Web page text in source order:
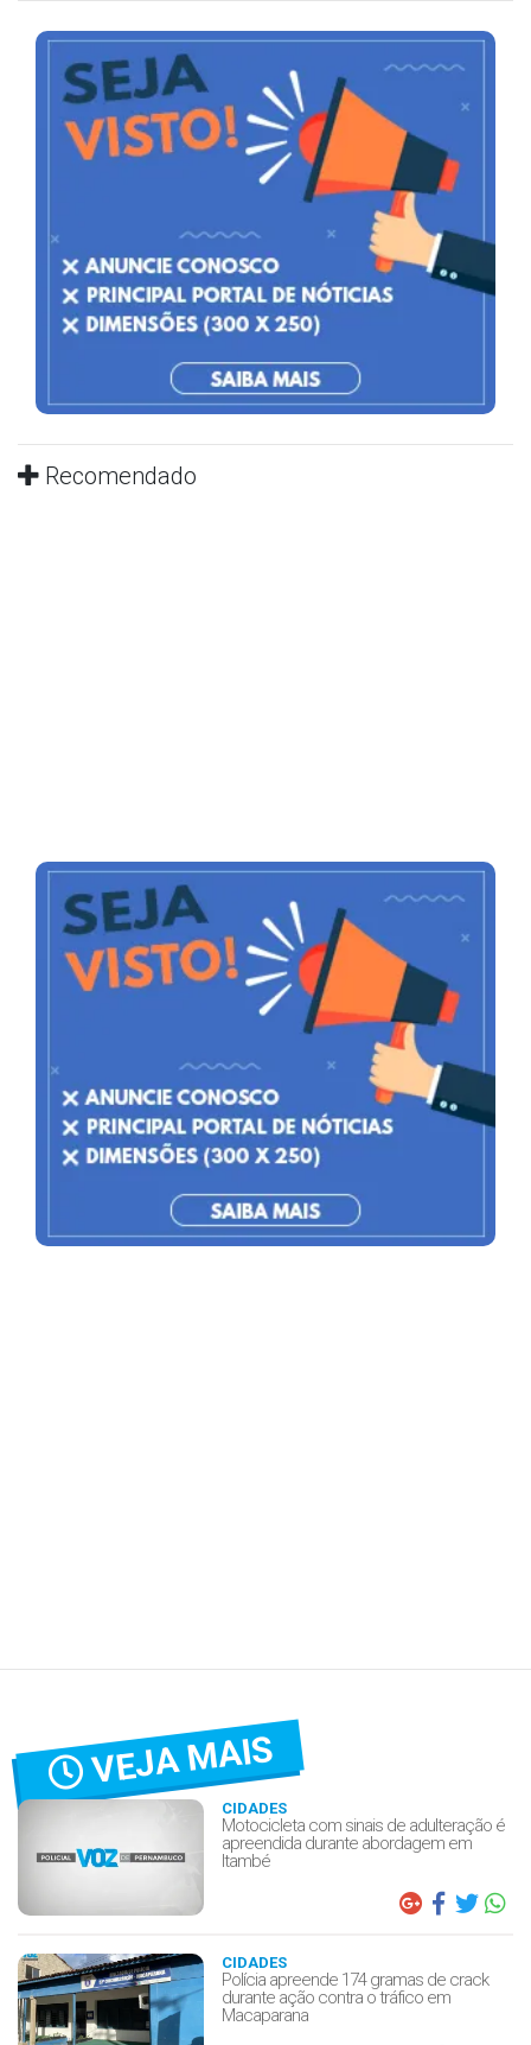
Recomendado
VEJA MAIS
CIDADES
Motocicleta com sinais de adulteração é
apreendida durante abordagem em
Itambé
CIDADES
Polícia apreende 174 gramas de crack
durante ação contra o tráfico em
Macaparana